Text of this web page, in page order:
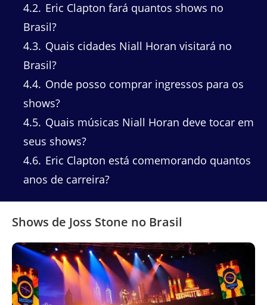
4.2 Eric Clapton fará quantos shows no
Brasil?
4.3 Quais cidades Niall Horan visitará no
Brasil?
4.4 Onde posso comprar ingressos para os
shows?
4.5 Quais músicas Niall Horan deve tocar em
seus shows?
4.6 Eric Clapton está comemorando quantos
anos de carreira?
Shows de Joss Stone no Brasil